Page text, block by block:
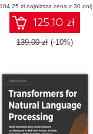
Engineering, Agents,
Memory, and LLMs for
Enterprise
zł najniższa cena z 30 dni)
125.10 zł
139.00 zł (-10%)